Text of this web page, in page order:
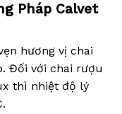
Pháp Calvet
hương vị chai
Đối với chai rượu
thì nhiệt độ lý